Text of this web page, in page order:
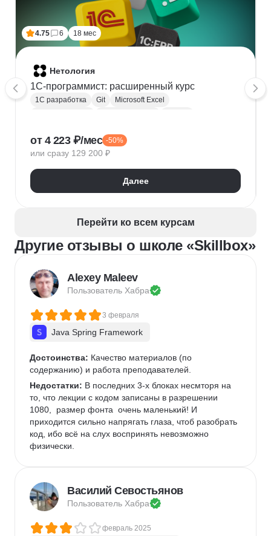
4.75 6 18 мес
Нетология
1C-программист: расширенный курс
1С разработка Git
Microsoft Excel
Конфигурирование 1С
от 4 223 ₽/мес -50%
или сразу 129 200 ₽
Далее
Перейти ко всем курсам
Другие отзывы о школе «Skillbox»
Alexey Maleev
Пользователь Хабра
3 февраля
Java Spring Framework
Достоинства: Качество материалов (по
содержанию) и работа преподавателей.
Недостатки: В последних 3-х блоках несмторя на
то, что лекции с кодом записаны в разрешении
1080,  размер фонта  очень маленький! И
приходится сильно напрягать глаза, чтоб разобрать
код, ибо всё на слух воспринять невозможно
физически.
Василий Севостьянов
Пользователь Хабра
февраль 2025